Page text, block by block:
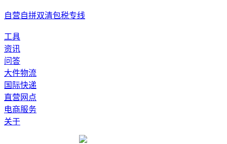
自营自拼双清包税专线
工具
资讯
问答
大件物流
国际快递
直营网点
电商服务
关于